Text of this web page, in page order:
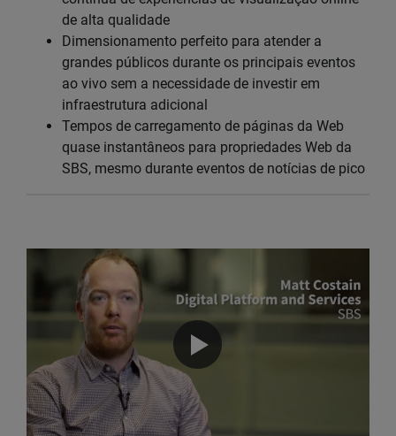
de alta qualidade
Dimensionamento perfeito para atender a
grandes públicos durante os principais eventos
ao vivo sem a necessidade de investir em
infraestrutura adicional
Tempos de carregamento de páginas da Web
quase instantâneos para propriedades Web da
SBS, mesmo durante eventos de notícias de pico